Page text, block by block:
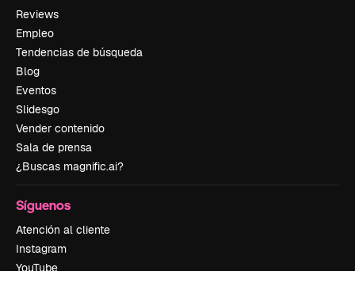
Reviews
Empleo
Tendencias de búsqueda
Blog
Eventos
Slidesgo
Vender contenido
Sala de prensa
¿Buscas magnific.ai?
Síguenos
Atención al cliente
Instagram
YouTube